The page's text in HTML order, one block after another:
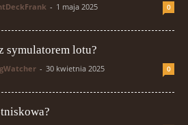
- 1 maja 2025 0
symulatorem lotu?
- 30 kwietnia 2025 0